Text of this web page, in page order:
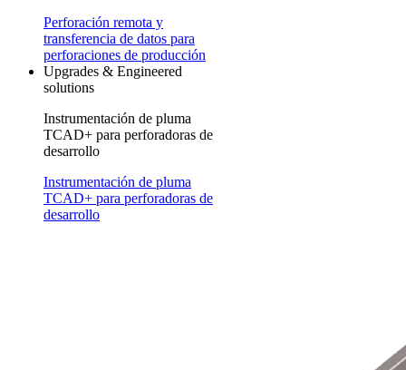
Perforación remota y
transferencia de datos para
perforaciones de producción
Upgrades & Engineered
solutions
Instrumentación de pluma
TCAD+ para perforadoras de
desarrollo
Instrumentación de pluma
TCAD+ para perforadoras de
desarrollo